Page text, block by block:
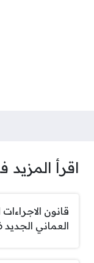
اقرأ المزيد
قانون الاجراءات
العماني الجديد 2026